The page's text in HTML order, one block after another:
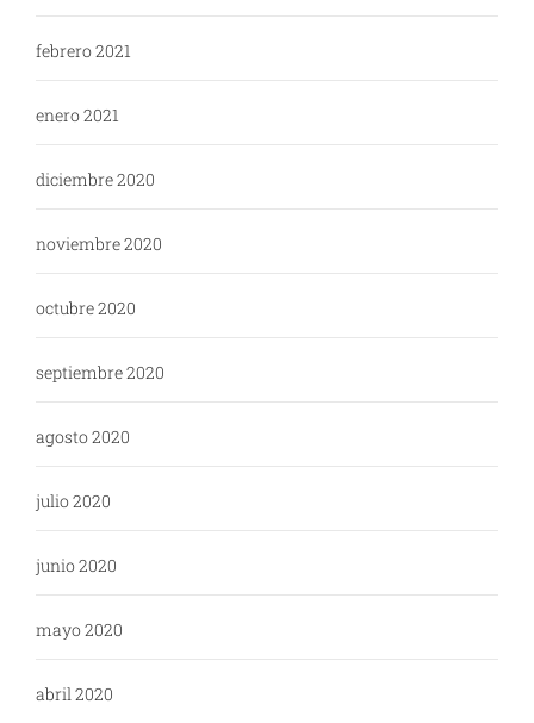
febrero 2021
enero 2021
diciembre 2020
noviembre 2020
octubre 2020
septiembre 2020
agosto 2020
julio 2020
junio 2020
mayo 2020
abril 2020